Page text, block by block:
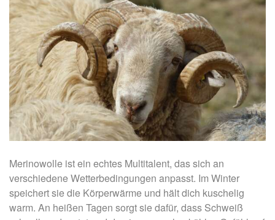
Merinowolle ist ein echtes Multitalent, das sich an
verschiedene Wetterbedingungen anpasst. Im Winter
speichert sie die Körperwärme und hält dich kuschelig
warm. An heißen Tagen sorgt sie dafür, dass Schweiß